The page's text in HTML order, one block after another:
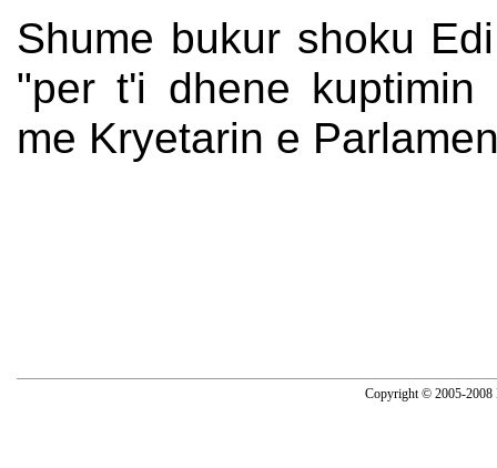
Shume bukur shoku
"per t'i dhene
me Kryetarin e
Copyright © 2005-